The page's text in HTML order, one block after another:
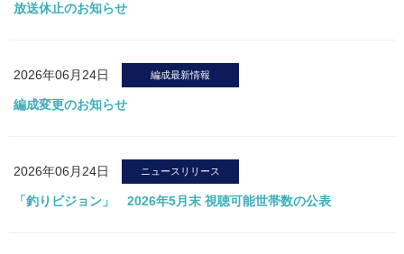
放送休止のお知らせ
2026年06月24日 編成最新情報
編成変更のお知らせ
2026年06月24日 ニュースリリース
「釣りビジョン」 2026年5月末 視聴可能世帯数の公表